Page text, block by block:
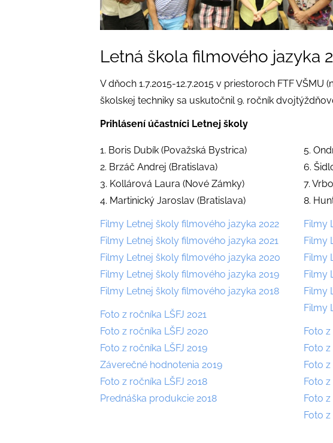
Letná škola filmového jazyka
V dňoch 1.7.2015-12.7.2015 v priestoroch FTF
školskej techniky sa uskutočnil 9. ročník
Prihlásení účastníci Letnej školy
1. Boris Dubík (Považská Bystrica)
2. Brzáč Andrej (Bratislava)
3. Kollárová Laura (Nové Zámky)
4. Martinický Jaroslav (Bratislava)
Filmy Letnej školy filmového jazyka 2022
Filmy Letnej školy filmového jazyka 2021
Filmy Letnej školy filmového jazyka 2020
Filmy Letnej školy filmového jazyka 2019
Filmy Letnej školy filmového jazyka 2018
Foto z ročníka LŠFJ 2021
Foto z ročníka LŠFJ 2020
Foto z ročníka LŠFJ 2019
Záverečné hodnotenia 2019
Foto z ročníka LŠFJ 2018
Prednáška produkcie 2018
5.
6.
7.
8.
Filmy
Filmy
Filmy
Filmy
Filmy
Filmy
Foto z
Foto z
Foto z
Foto z
Foto z
Foto z